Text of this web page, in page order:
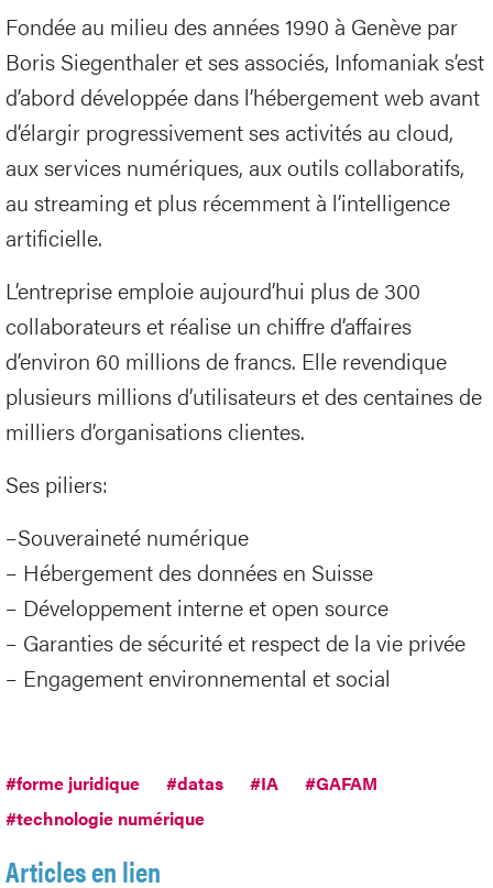
Fondée au milieu des années 1990 à Genève par
Boris Siegenthaler et ses associés, Infomaniak s’est
d’abord développée dans l’hébergement web avant
d’élargir progressivement ses activités au cloud,
aux services numériques, aux outils collaboratifs,
au streaming et plus récemment à l’intelligence
artificielle.
L’entreprise emploie aujourd’hui plus de 300
collaborateurs et réalise un chiffre d’affaires
d’environ 60 millions de francs. Elle revendique
plusieurs millions d’utilisateurs et des centaines de
milliers d’organisations clientes.
Ses piliers:
–Souveraineté numérique
– Hébergement des données en Suisse
– Développement interne et open source
– Garanties de sécurité et respect de la vie privée
– Engagement environnemental et social
#forme juridique #datas #IA
#GAFAM
#technologie numérique
Articles en lien